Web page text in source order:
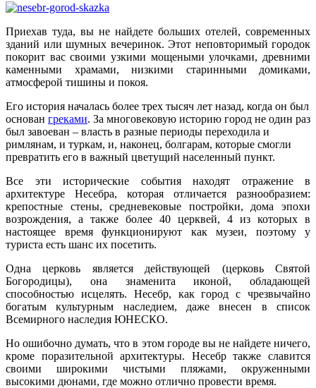
Приехав туда, вы не найдете больших отелей, современных
зданий или шумных вечеринок. Этот неповторимый городок
покорит вас своими узкими мощеными улочками, древними
каменными храмами, низкими старинными домиками,
атмосферой тишины и покоя.
Его история началась более трех тысяч лет назад, когда он был
основан греками. За многовековую историю город не один раз
был завоеван – власть в разные периоды переходила и
римлянам, и туркам, и, наконец, болгарам, которые смогли
превратить его в важный цветущий населенный пункт.
Все эти исторические события находят отражение в
архитектуре Несебра, которая отличается разнообразием:
крепостные стены, средневековые постройки, дома эпохи
возрождения, а также более 40 церквей, 4 из которых в
настоящее время функционируют как музеи, поэтому у
туриста есть шанс их посетить.
Одна церковь является действующей (церковь Святой
Богородицы), она знаменита иконой, обладающей
способностью исцелять. Несебр, как город с чрезвычайно
богатым культурным наследием, даже внесен в список
Всемирного наследия ЮНЕСКО.
Но ошибочно думать, что в этом городе вы не найдете ничего,
кроме поразительной архитектуры. Несебр также славится
своими широкими чистыми пляжами, окруженными
высокими дюнами, где можно отлично провести время.